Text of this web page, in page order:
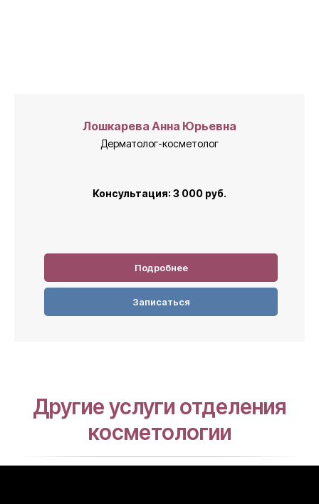
Лошкарева Анна Юрьевна
Дерматолог-косметолог
Консультация: 3 000 руб.
Подробнее
Записаться
Другие услуги отделения
косметологии